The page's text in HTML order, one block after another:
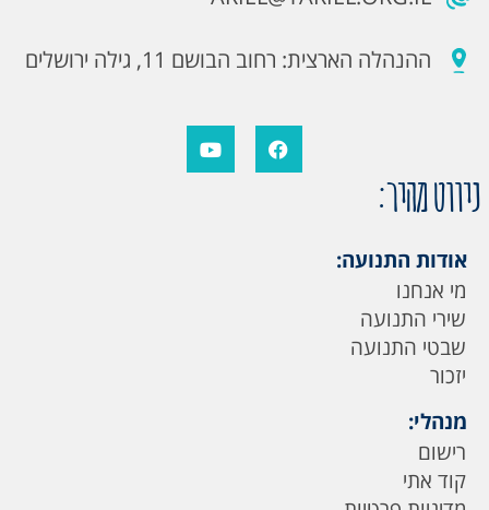
ההנהלה הארצית: רחוב הבושם 11, גילה ירושלים
ניווט מהיר:
אודות התנועה:
מי אנחנו
שירי התנועה
שבטי התנועה
יזכור
מנהלי:
רישום
קוד אתי